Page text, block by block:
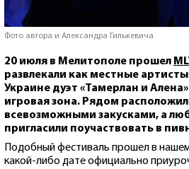
Фото автора и Александра Гилькевича
20 июля в Мелитополе прошел
развлекали как местные
Украине дуэт «Тамерлан и
игровая зона. Рядом
всевозможными закусками, а
пригласили поучаствовать в
Подобный фестиваль прошел в
какой-либо дате официально